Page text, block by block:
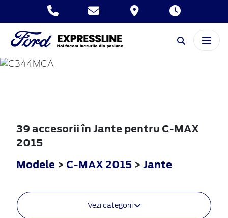
C-MAX
39 accesorii în Jante pentru C-MAX
2015
Modele > C-MAX 2015 > Jante
Vezi categorii